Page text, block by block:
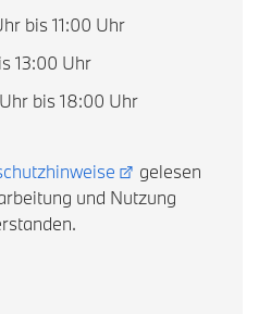
bis 11:00 Uhr
13:00 Uhr
bis 18:00 Uhr
gelesen
und Nutzung